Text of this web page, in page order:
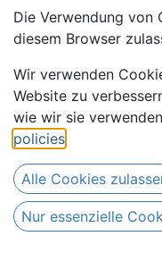
About us
Clothing, accessory,
Super Wax, Java
of all Guinea
printed and more)
As we like to offer
we produce our
Die Verwendung von
diesem Browser
Wir verwenden
Website zu
wie wir sie
policies
Alle Cookies
Nur essenzielle